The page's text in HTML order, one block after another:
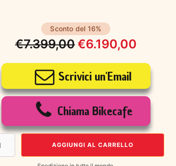
Sconto del 16%
€7.399,00
Il
prezzo
originale
era:
€7.399,00.
€6.190,00
Il
prezzo
attuale
€6.190,00.
Scrivici un'Email
Chiama Bikecafe
AGGIUNGI AL CARRELLO